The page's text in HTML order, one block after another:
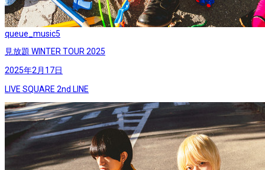
queue_music5
見放題 WINTER TOUR 2025
2025年2月17日
LIVE SQUARE 2nd LINE